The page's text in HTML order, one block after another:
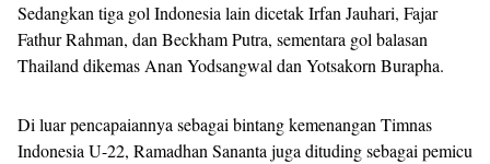
Sedangkan tiga gol Indonesia lain dicetak Irfan Jauhari, Fajar
Fathur Rahman, dan Beckham Putra, sementara gol balasan
Thailand dikemas Anan Yodsangwal dan Yotsakorn Burapha.
Di luar pencapaiannya sebagai bintang kemenangan Timnas
Indonesia U-22, Ramadhan Sananta juga dituding sebagai pemicu